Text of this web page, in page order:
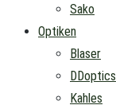
Sako
Optiken
Blaser
DDoptics
Kahles